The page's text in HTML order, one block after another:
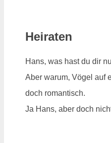
Heiraten
Hans, was hast du dir
Aber warum, Vögel auf
doch romantisch.
Ja Hans, aber doch